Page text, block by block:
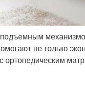
подъемным
не только
ортопедическим